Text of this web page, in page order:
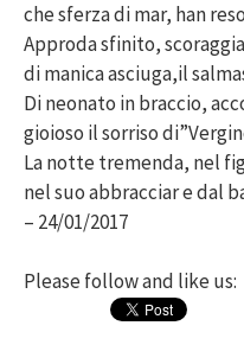
che sferza di mar, han
Approda sfinito,
di manica asciuga,il
Di neonato in braccio,
gioioso il sorriso
La notte tremenda, nel
nel suo abbracciar e dal
– 24/01/2017
Please follow and like us: